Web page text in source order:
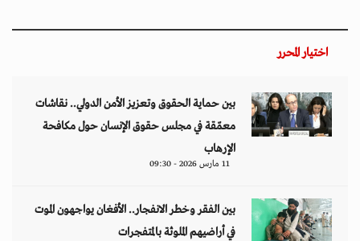
اختيار المحرر
بين حماية الحقوق وتعزيز الأمن الدولي.. نقاشات
معمّقة في مجلس حقوق الإنسان حول مكافحة
الإرهاب
11 مارس 2026 - 09:30
بين الفقر وخطر الانفجار.. الأفغان يواجهون الموت
في أراضيهم الملوثة بالمتفجرات